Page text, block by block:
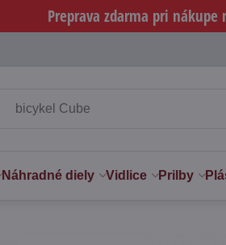
Preprava zdarma pri nákupe
Náhradné diely Vidlice Prilby